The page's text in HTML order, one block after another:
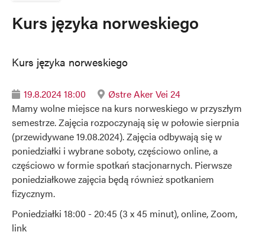
Kurs języka norweskiego
Kurs języka norweskiego
 19.8.2024 18:00  Østre Aker Vei 24
Mamy wolne miejsce na kurs norweskiego w przyszłym
semestrze. Zajęcia rozpoczynają się w połowie sierpnia
(przewidywane 19.08.2024). Zajęcia odbywają się w
poniedziałki i wybrane soboty, częściowo online, a
częściowo w formie spotkań stacjonarnych. Pierwsze
poniedziałkowe zajęcia będą również spotkaniem
fizycznym.
Poniedziałki 18:00 - 20:45 (3 x 45 minut), online, Zoom,
link